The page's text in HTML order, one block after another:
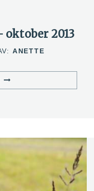
2013
ANETTE